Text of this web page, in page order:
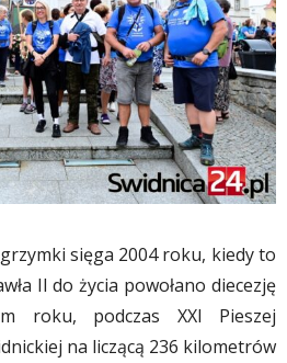
sięga 2004 roku, kiedy to
II do życia powołano diecezję
roku, podczas XXI Pieszej
na liczącą 236 kilometrów